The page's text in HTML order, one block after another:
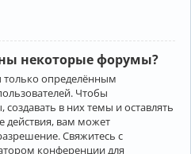
некоторые форумы?
определённым
Чтобы
в них темы и оставлять
действия, вам может
Свяжитесь с
конференции для